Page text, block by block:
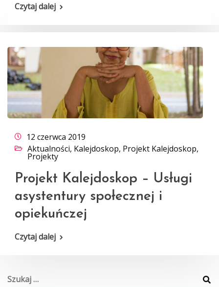
Czytaj dalej
12 czerwca 2019
Aktualności, Kalejdoskop, Projekt Kalejdoskop,
Projekty
Projekt Kalejdoskop – Usługi
asystentury społecznej i
opiekuńczej
Czytaj dalej